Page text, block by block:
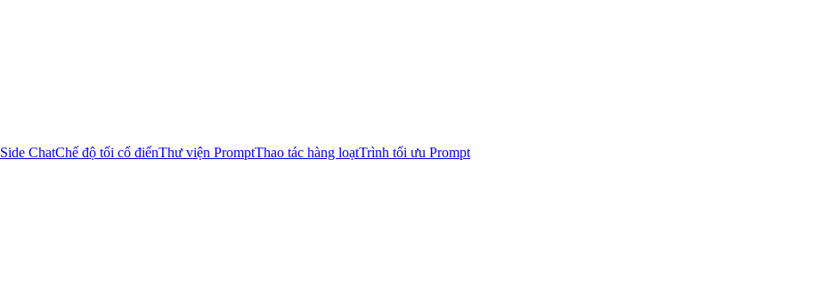
Side ChatChế độ tối cổ điểnThư viện PromptThao tác hàng loạtTrình tối ưu Prompt